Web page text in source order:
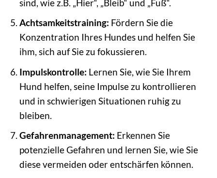
sind, wie z.B. „Hier“, „Bleib“ und „Fuß“.
Achtsamkeitstraining: Fördern Sie die
Konzentration Ihres Hundes und helfen Sie
ihm, sich auf Sie zu fokussieren.
Impulskontrolle: Lernen Sie, wie Sie Ihrem
Hund helfen, seine Impulse zu kontrollieren
und in schwierigen Situationen ruhig zu
bleiben.
Gefahrenmanagement: Erkennen Sie
potenzielle Gefahren und lernen Sie, wie Sie
diese vermeiden oder entschärfen können.